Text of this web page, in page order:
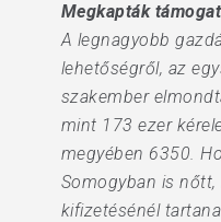
Megkapták
A legnagyobb
lehetőségről, az
szakember
mint 173 ezer
megyében 6350.
Somogyban is
kifizetésénél